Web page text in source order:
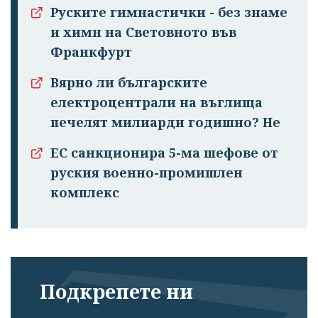
Руските гимнастички - без знаме
и химн на Световното във
Франкфурт
Вярно ли българските
електроцентрали на въглища
печелят милиарди годишно? Не
ЕС санкционира 5-ма шефове от
руския военно-промишлен
комплекс
Подкрепете ни